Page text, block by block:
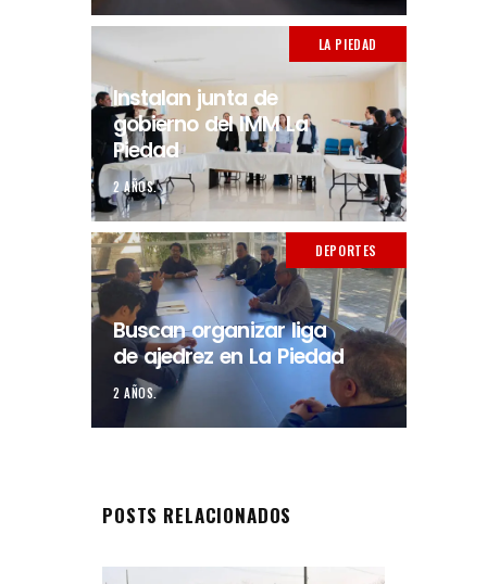
LA PIEDAD
Instalan junta de
gobierno del IMM La
Piedad
2 AÑOS.
DEPORTES
Buscan organizar liga
de ajedrez en La Piedad
2 AÑOS.
POSTS RELACIONADOS